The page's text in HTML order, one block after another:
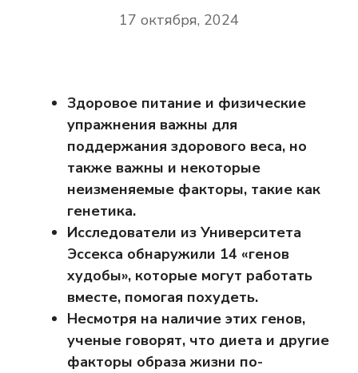
17 октября, 2024
Здоровое питание и физические
упражнения важны для
поддержания здорового веса, но
также важны и некоторые
неизменяемые факторы, такие как
генетика.
Исследователи из Университета
Эссекса обнаружили 14 «генов
худобы», которые могут работать
вместе, помогая похудеть.
Несмотря на наличие этих генов,
ученые говорят, что диета и другие
факторы образа жизни по-